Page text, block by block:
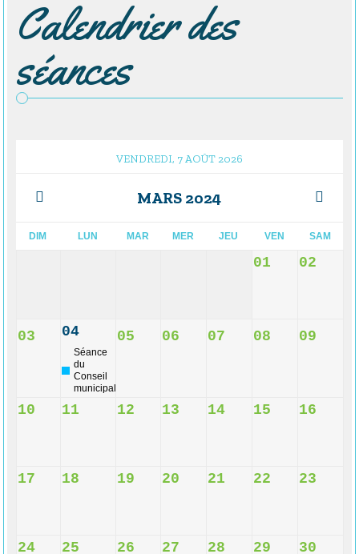
Calendrier des
séances
VENDREDI, 7 AOÛT 2026
MARS 2024
DIM LUN MAR MER JEU VEN SAM
01 02
03 04
Séance
du
Conseil
municipal
05 06 07 08 09
10 11 12 13 14 15 16
17 18 19 20 21 22 23
24 25 26 27 28 29 30